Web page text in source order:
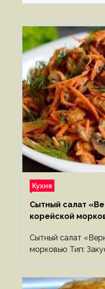
Кухня
Сытный салат
корейской
Сытный салат
морковью Тип: